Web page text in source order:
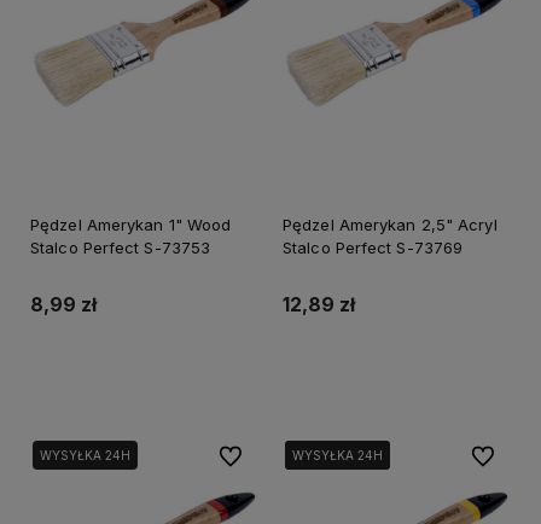
Pędzel Amerykan 1" Wood
Stalco Perfect S-73753
8,99 zł
Pędzel Amerykan 2,5" Acryl
Stalco Perfect S-73769
12,89 zł
WYSYŁKA 24H Do ulubionychWYSYŁKA 24H
WYSYŁKA 24H
WYSYŁKA 24H Do